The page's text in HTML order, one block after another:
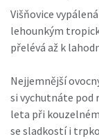
Višňovice
lehounkým
přelévá až k
Nejjemnější
si vychutnáte
leta při
se sladkostí i